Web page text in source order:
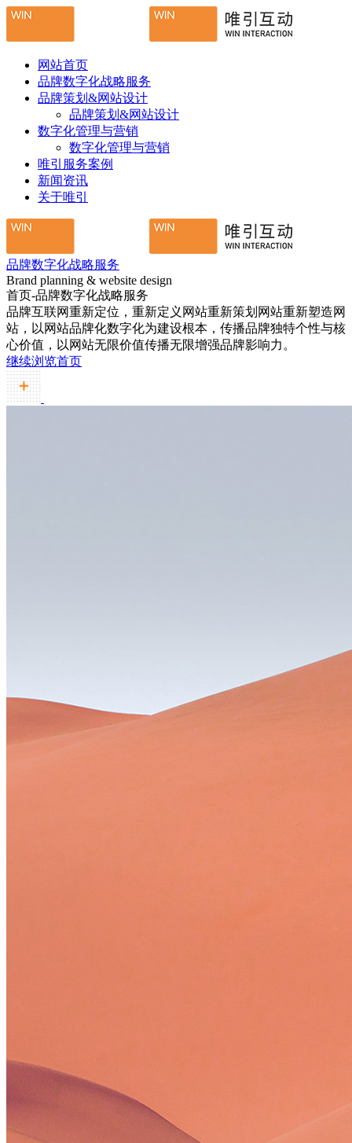
网站首页
品牌数字化战略服务
品牌策划&网站设计
品牌策划&网站设计
数字化管理与营销
数字化管理与营销
唯引服务案例
新闻资讯
关于唯引
品牌数字化战略服务
Brand planning & website design
首页-品牌数字化战略服务
品牌互联网重新定位，重新定义网站重新策划网站重新塑造网
站，以网站品牌化数字化为建设根本，传播品牌独特个性与核
心价值，以网站无限价值传播无限增强品牌影响力。
继续浏览首页